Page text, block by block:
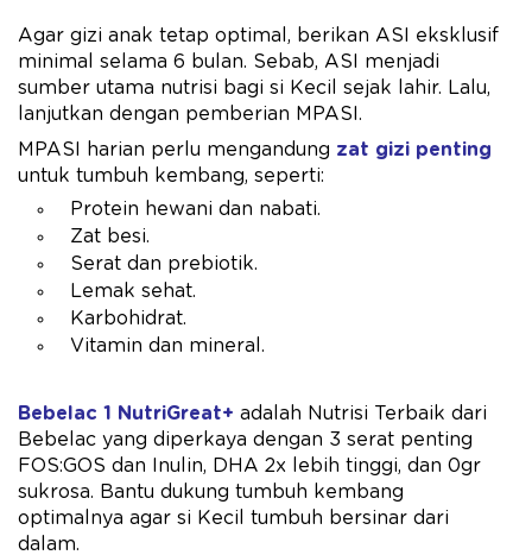
Agar gizi anak tetap optimal, berikan ASI eksklusif
minimal selama 6 bulan. Sebab, ASI menjadi
sumber utama nutrisi bagi si Kecil sejak lahir. Lalu,
lanjutkan dengan pemberian MPASI.
MPASI harian perlu mengandung zat gizi penting
untuk tumbuh kembang, seperti:
Protein hewani dan nabati.
Zat besi.
Serat dan prebiotik.
Lemak sehat.
Karbohidrat.
Vitamin dan mineral.
Bebelac 1 NutriGreat+ adalah Nutrisi Terbaik dari
Bebelac yang diperkaya dengan 3 serat penting
FOS:GOS dan Inulin, DHA 2x ​lebih tinggi, dan 0gr
sukrosa. Bantu dukung tumbuh kembang
optimalnya agar si Kecil tumbuh bersinar dari
dalam.